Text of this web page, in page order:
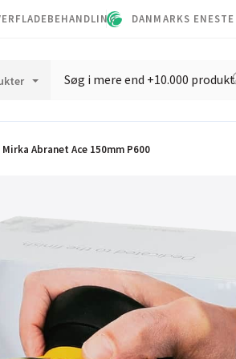
DANMARKS
Mirka Abranet Ace 150mm P600